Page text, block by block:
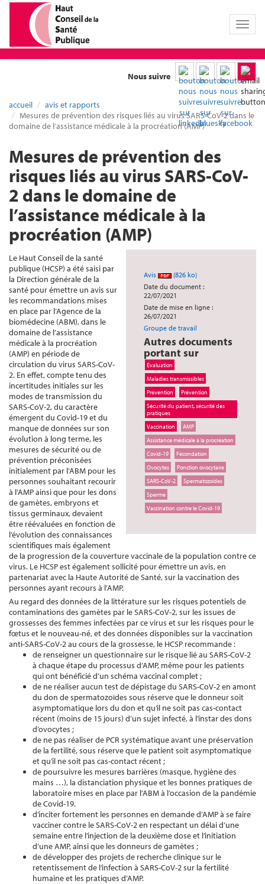
Toggle
Nous suivre
accueil
avis et rapports
Mesures de prévention des risques liés au virus SARS-CoV-2 dans le
domaine de l’assistance médicale à la procréation (AMP)
Mesures de prévention des
risques liés au virus SARS-CoV-
2 dans le domaine de
l’assistance médicale à la
procréation (AMP)
Avis
(826 ko)
Date du document :
22/07/2021
Date de mise en ligne :
26/07/2021
Groupe de travail
Autres documents
portant sur
Évaluation
Maladies transmissibles
Prévention
Prévention
Sécurité du patient, sécurité des
pratiques
Vaccination
AMP
Assistance médicale à la procréation
Covid-19
Fécondation
Ovocytes
Ponction ovocytaire
SARS-CoV-2
Spermatozoïdes
Sperme
Vaccination contre le Covid-19
Le Haut Conseil de la santé
publique (HCSP) a été saisi par
la Direction générale de la
santé pour émettre un avis sur
les recommandations mises
en place par l’Agence de la
biomédecine (ABM), dans le
domaine de l’assistance
médicale à la procréation
(AMP) en période de
circulation du virus SARS-CoV-
2. En effet, compte tenu des
incertitudes initiales sur les
modes de transmission du
SARS-CoV-2, du caractère
émergent du Covid-19 et du
manque de données sur son
évolution à long terme, les
mesures de sécurité ou de
prévention préconisées
initialement par l’ABM pour les
personnes souhaitant recourir
à l’AMP ainsi que pour les dons
de gamètes, embryons et
tissus germinaux, devaient
être réévaluées en fonction de
l’évolution des connaissances
scientifiques mais également
de la progression de la couverture vaccinale de la population contre ce
virus. Le HCSP est également sollicité pour émettre un avis, en
partenariat avec la Haute Autorité de Santé, sur la vaccination des
personnes ayant recours à l’AMP.
Au regard des données de la littérature sur les risques potentiels de
contaminations des gamètes par le SARS-CoV-2, sur les issues de
grossesses des femmes infectées par ce virus et sur les risques pour le
fœtus et le nouveau-né, et des données disponibles sur la vaccination
anti-SARS-CoV-2 au cours de la grossesse, le HCSP recommande :
de renseigner un questionnaire sur le risque lié au SARS-CoV-2
à chaque étape du processus d’AMP, même pour les patients
qui ont bénéficié d’un schéma vaccinal complet ;
de ne réaliser aucun test de dépistage du SARS-CoV-2 en amont
du don de spermatozoïdes sous réserve que le donneur soit
asymptomatique lors du don et qu’il ne soit pas cas-contact
récent (moins de 15 jours) d’un sujet infecté, à l’instar des dons
d’ovocytes ;
de ne pas réaliser de PCR systématique avant une préservation
de la fertilité, sous réserve que le patient soit asymptomatique
et qu’il ne soit pas cas-contact récent ;
de poursuivre les mesures barrières (masque, hygiène des
mains …), la distanciation physique et les bonnes pratiques de
laboratoire mises en place par l’ABM à l’occasion de la pandémie
de Covid-19.
d’inciter fortement les personnes en demande d’AMP à se faire
vacciner contre le SARS-CoV-2 en respectant un délai d’une
semaine entre l’injection de la deuxième dose et l’initiation
d’une AMP, ainsi que les donneurs de gamètes ;
de développer des projets de recherche clinique sur le
retentissement de l’infection à SARS-CoV-2 sur la fertilité
humaine et les pratiques d’AMP.